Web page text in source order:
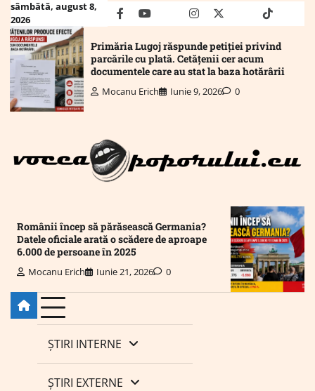
Skip
content
sâmbătă, august 8,
2026
facebookyoutubeMailinstagram
twitter truthtiktok
Primăria Lugoj răspunde petiției privind
parcările cu plată. Cetățenii cer acum
documentele care au stat la baza hotărârii
Mocanu Erich Iunie 9, 2026 0
Românii încep să părăsească Germania?
Datele oficiale arată o scădere de aproape
6.000 de persoane în 2025
Mocanu Erich Iunie 21, 2026 0
ȘTIRI INTERNE
ȘTIRI EXTERNE